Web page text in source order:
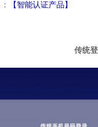
： 【智能认证产品】
传统